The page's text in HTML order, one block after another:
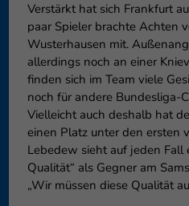
Verstärkt hat sich Frankfurt
paar Spieler brachte Achten
Wusterhausen mit.
allerdings noch an einer
finden sich im Team viele
noch für andere Bundesliga-
Vielleicht auch deshalb hat
einen Platz unter den ersten
Lebedew sieht auf jeden Fall
Qualität“ als Gegner am
„Wir müssen diese Qualität